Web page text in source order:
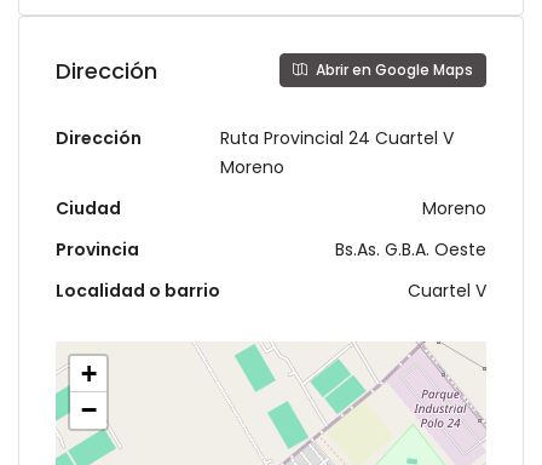
Dirección Abrir en Google Maps
Dirección
Ruta Provincial 24 Cuartel V
Moreno
Ciudad
Moreno
Provincia
Bs.As. G.B.A. Oeste
Localidad o barrio
Cuartel V
+
−